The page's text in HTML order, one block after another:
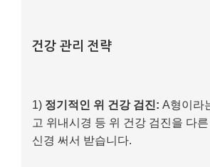
건강 관리 전략
1) 정기적인 위 건강 검진: A형이라
고 위내시경 등 위 건강 검진을 다
신경 써서 받습니다.